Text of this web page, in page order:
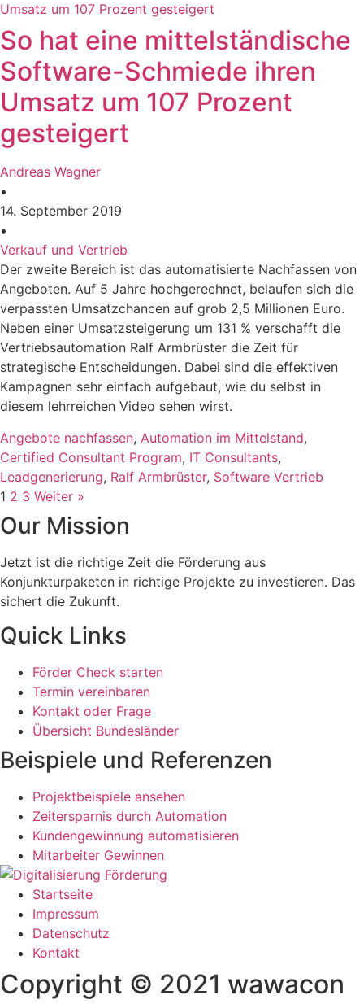
Umsatz um 107 Prozent gesteigert
So hat eine mittelständische
Software-Schmiede ihren
Umsatz um 107 Prozent
gesteigert
Andreas Wagner
•
14. September 2019
•
Verkauf und Vertrieb
Der zweite Bereich ist das automatisierte Nachfassen von
Angeboten. Auf 5 Jahre hochgerechnet, belaufen sich die
verpassten Umsatzchancen auf grob 2,5 Millionen Euro.
Neben einer Umsatzsteigerung um 131 % verschafft die
Vertriebsautomation Ralf Armbrüster die Zeit für
strategische Entscheidungen. Dabei sind die effektiven
Kampagnen sehr einfach aufgebaut, wie du selbst in
diesem lehrreichen Video sehen wirst.
Angebote nachfassen, Automation im Mittelstand,
Certified Consultant Program, IT Consultants,
Leadgenerierung, Ralf Armbrüster, Software Vertrieb
1 2 3 Weiter »
Our Mission
Jetzt ist die richtige Zeit die Förderung aus
Konjunkturpaketen in richtige Projekte zu investieren. Das
sichert die Zukunft.
Quick Links
Förder Check starten
Termin vereinbaren
Kontakt oder Frage
Übersicht Bundesländer
Beispiele und Referenzen
Projektbeispiele ansehen
Zeitersparnis durch Automation
Kundengewinnung automatisieren
Mitarbeiter Gewinnen
Startseite
Impressum
Datenschutz
Kontakt
Copyright © 2021 wawacon